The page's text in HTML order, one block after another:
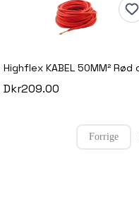
Dkr209.00
Forrige